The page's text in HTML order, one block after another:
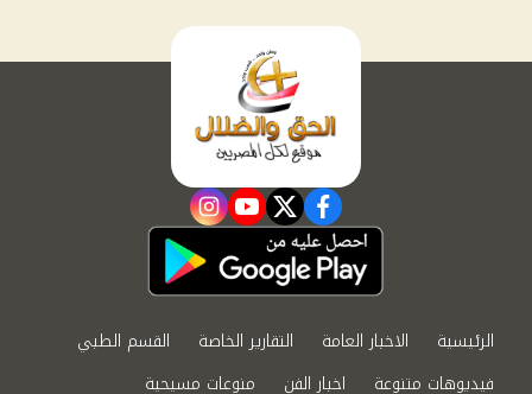
facebook
twitter
youtube
instagram
الرئيسية الاخبار العامة التقارير الخاصة
القسم الطبي
فيديوهات متنوعة
اخبار الفن منوعات مسيحية